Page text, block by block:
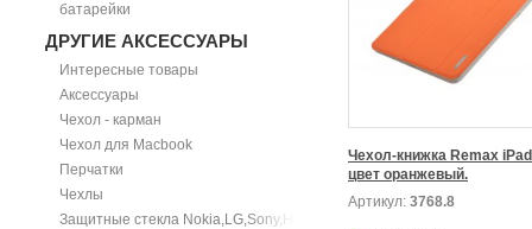
батарейки
ДРУГИЕ АКСЕССУАРЫ
Интересные товары
Аксессуары
Чехол - карман
Чехол для Macbook
Перчатки
Чехлы
Защитные стекла Nokia,LG,Sony,HTC
Чехол-книжка Remax
цвет оранжевый.
Артикул: 3768.8